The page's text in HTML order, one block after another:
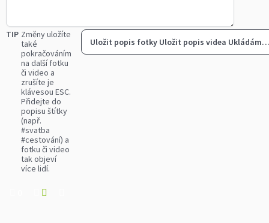
TIP Změny uložíte
také
pokračováním
na další fotku
či video a
zrušíte je
klávesou ESC.
Přidejte do
popisu štítky
(např.
#svatba
#cestování) a
fotku či video
tak objeví
více lidí.
Uložit popis fotky Uložit popis videa